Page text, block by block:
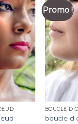
Promo !
BOUCLE D
boucle d